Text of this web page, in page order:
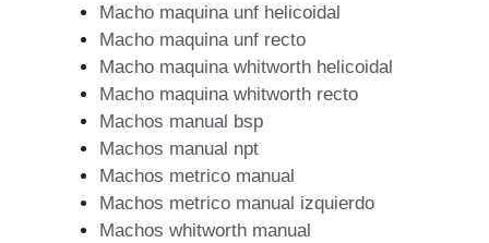
Macho maquina unf helicoidal
Macho maquina unf recto
Macho maquina whitworth helicoidal
Macho maquina whitworth recto
Machos manual bsp
Machos manual npt
Machos metrico manual
Machos metrico manual izquierdo
Machos whitworth manual